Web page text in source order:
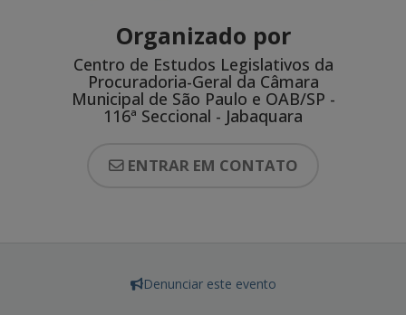
Organizado por
Centro de Estudos Legislativos da
Procuradoria-Geral da Câmara
Municipal de São Paulo e OAB/SP -
116ª Seccional - Jabaquara
ENTRAR EM CONTATO
Denunciar este evento